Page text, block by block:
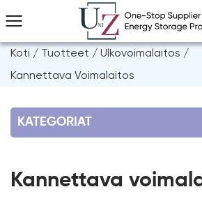
Koti / Tuotteet / Ulkovoimalaitos /
Kannettava Voimalaitos
KATEGORIAT
Kannettava